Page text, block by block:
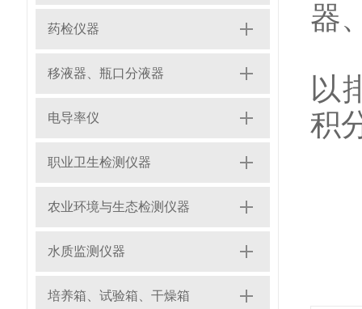
药检仪器
移液器、瓶口分液器
电导率仪
职业卫生检测仪器
农业环境与生态检测仪器
水质监测仪器
培养箱、试验箱、干燥箱
器
以
积